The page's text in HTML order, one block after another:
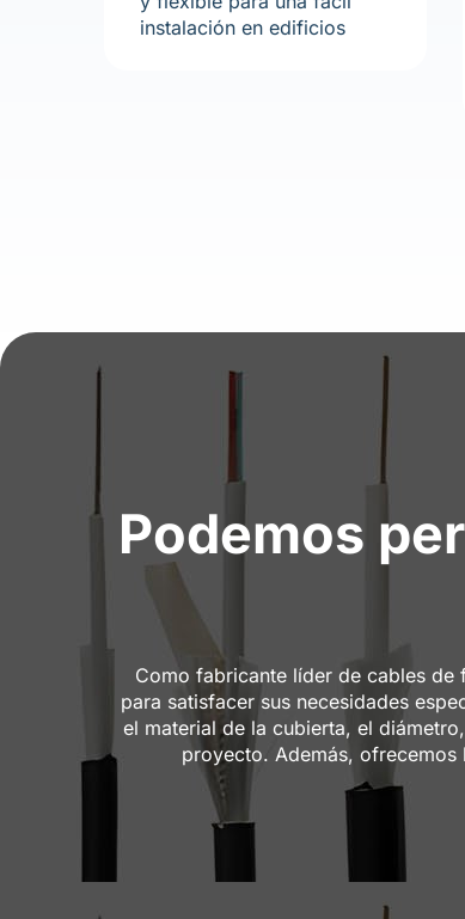
instalación en edificios
Podemos
Como fabricante líder de cables
para satisfacer sus necesidades
el material de la cubierta, el
proyecto. Además,